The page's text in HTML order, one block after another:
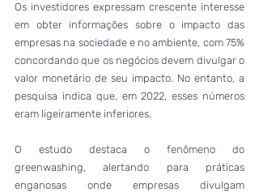
Os investidores expressam crescente interesse
em obter informações sobre o impacto das
empresas na sociedade e no ambiente, com 75%
concordando que os negócios devem divulgar o
valor monetário de seu impacto. No entanto, a
pesquisa indica que, em 2022, esses números
eram ligeiramente inferiores.
O estudo destaca o fenômeno do
greenwashing, alertando para práticas
enganosas onde empresas divulgam